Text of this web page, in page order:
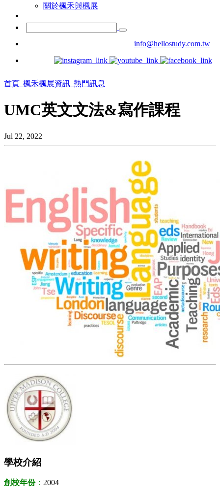
關於楓禾與楓展
info@hellostudy.com.tw
首頁 楓禾楓展資訊 熱門訊息
UMC英文文法&寫作課程
Jul 22, 2022
學校介紹
創校年份： 2004